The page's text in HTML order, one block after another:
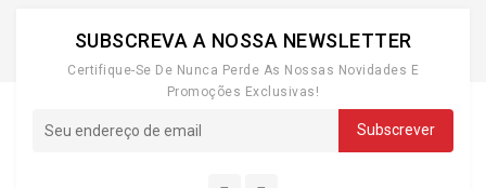
SUBSCREVA A NOSSA NEWSLETTER
Certifique-Se De Nunca Perde As Nossas Novidades E
Promoções Exclusivas!